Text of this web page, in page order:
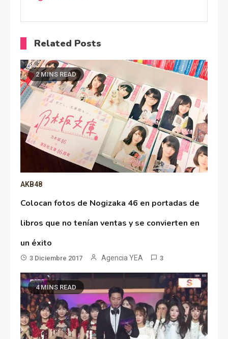
Related Posts
2 MINS READ
AKB48
Colocan fotos de Nogizaka 46 en portadas de
libros que no tenían ventas y se convierten en
un éxito
3 Diciembre 2017 Agencia YEA 3
4 MINS READ